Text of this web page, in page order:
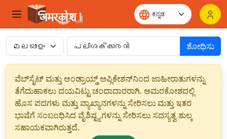
ಶೋಧಿಸು
ವೆಬ್‌ಸೈಟ್ ಮತ್ತು ಆಂಡ್ರಾಯ್ಡ್ ಅಪ್ಲಿಕೇಶನ್‌ನಿಂದ ಜಾಹೀರಾತುಗಳನ್ನು
ತೆಗೆದುಹಾಕಲು ದಯವಿಟ್ಟು ಚಂದಾದಾರರಾಗಿ. ಅಮರಕೋಶದಲ್ಲಿ
ಹೊಸ ಪದಗಳು ಮತ್ತು ವ್ಯಾಖ್ಯಾನಗಳನ್ನು ಸೇರಿಸಲು ಮತ್ತು ಇತರ
ಭಾಷೆಗೆ ಸಂಬಂಧಿಸಿದ ವೈಶಿಷ್ಟ್ಯಗಳನ್ನು ಸೇರಿಸಲು ಸದಸ್ಯತ್ವ ಶುಲ್ಕ
ಸಹಾಯಕವಾಗಿರುತ್ತದೆ.